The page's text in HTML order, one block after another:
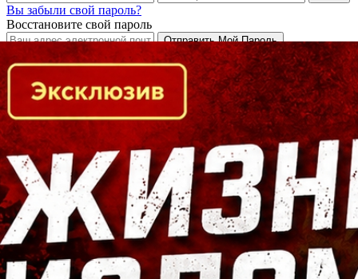
Вы забыли свой пароль?
Восстановите свой пароль
Кто есть кто в Байкальском регионе